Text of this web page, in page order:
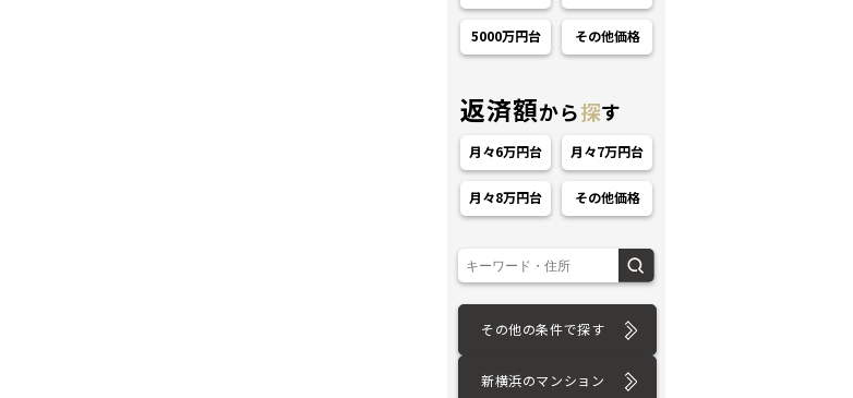
5000万円台 その他価格
返済額から探す
月々6万円台 月々7万円台
月々8万円台 その他価格
その他の条件で探す
新横浜のマンション